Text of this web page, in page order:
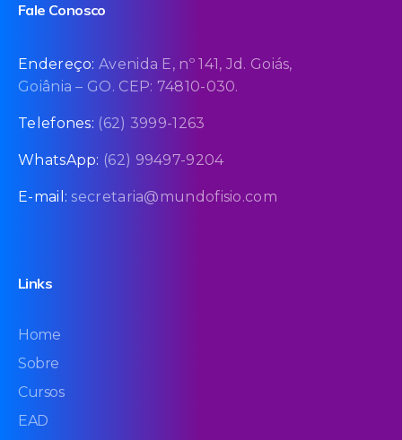
Fale Conosco
Endereço:Avenida E, nº 141, Jd. Goiás,
Goiânia – GO. CEP: 74810-030.
Telefones: (62) 3999-1263
WhatsApp: (62) 99497-9204
E-mail: secretaria@mundofisio.com
Links
Home
Sobre
Cursos
EAD